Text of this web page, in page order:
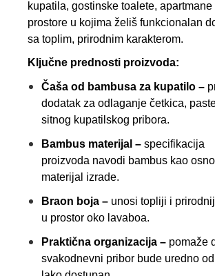
kupatila, gostinske toalete, apartmane
prostore u kojima želiš funkcionalan
sa toplim, prirodnim karakterom.
Ključne prednosti proizvoda:
Čaša od bambusa za kupatilo –
dodatak za odlaganje četkica,
sitnog kupatilskog pribora.
Bambus materijal – specifikacija
proizvoda navodi bambus kao
materijal izrade.
Braon boja – unosi topliji i
u prostor oko lavaboa.
Praktična organizacija – pomaže
svakodnevni pribor bude uredno